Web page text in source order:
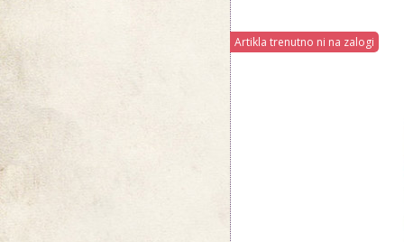
Artikla trenutno ni na zalogi